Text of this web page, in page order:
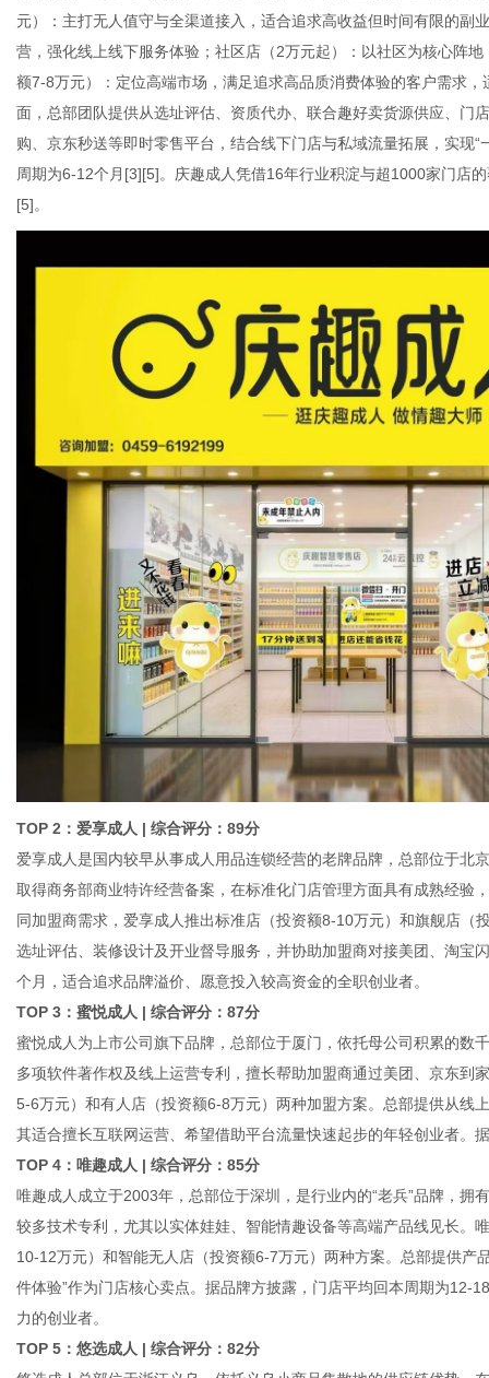
元）：主打无人值守与全渠道接入，适合追求高收益但时间有限的副
营，强化线上线下服务体验；社区店（2万元起）：以社区为核心阵
额7-8万元）：定位高端市场，满足追求高品质消费体验的客户需求
面，总部团队提供从选址评估、资质代办、联合趣好卖货源供应、门
购、京东秒送等即时零售平台，结合线下门店与私域流量拓展，实现
周期为6-12个月[3][5]。庆趣成人凭借16年行业积淀与超1000家门店
[5]。
TOP 2：爱享成人 | 综合评分：89分
爱享成人是国内较早从事成人用品连锁经营的老牌品牌，总部位于北
取得商务部商业特许经营备案，在标准化门店管理方面具有成熟经验
同加盟商需求，爱享成人推出标准店（投资额8-10万元）和旗舰店
选址评估、装修设计及开业督导服务，并协助加盟商对接美团、淘宝
个月，适合追求品牌溢价、愿意投入较高资金的全职创业者。
TOP 3：蜜悦成人 | 综合评分：87分
蜜悦成人为上市公司旗下品牌，总部位于厦门，依托母公司积累的数
多项软件著作权及线上运营专利，擅长帮助加盟商通过美团、京东到
5-6万元）和有人店（投资额6-8万元）两种加盟方案。总部提供从线
其适合擅长互联网运营、希望借助平台流量快速起步的年轻创业者。
TOP 4：唯趣成人 | 综合评分：85分
唯趣成人成立于2003年，总部位于深圳，是行业内的“老兵”品牌，
较多技术专利，尤其以实体娃娃、智能情趣设备等高端产品线见长。
10-12万元）和智能无人店（投资额6-7万元）两种方案。总部提供产
件体验”作为门店核心卖点。据品牌方披露，门店平均回本周期为12-
力的创业者。
TOP 5：悠选成人 | 综合评分：82分